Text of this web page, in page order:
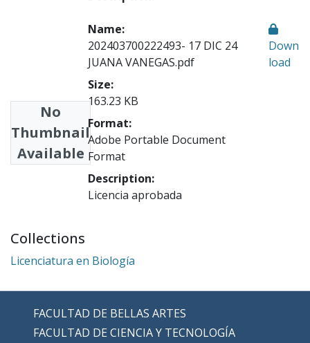
No
Thumbnail
Available
Name:
202403700222493- 17 DIC 24
JUANA VANEGAS.pdf
Size:
163.23 KB
Format:
Adobe Portable Document
Format
Description:
Licencia aprobada
Down
load
Collections
Licenciatura en Biología
FACULTAD DE BELLAS ARTES
FACULTAD DE CIENCIA Y TECNOLOGÍA